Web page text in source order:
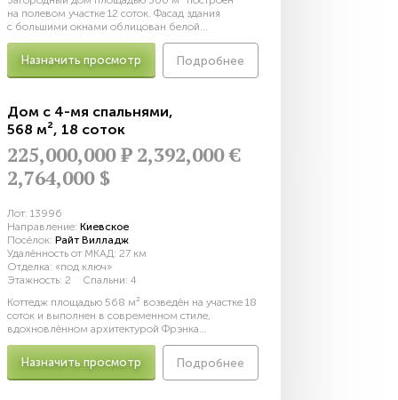
на полевом участке 12 соток. Фасад здания
с большими окнами облицован белой...
Назначить просмотр Подробнее
Дом с 4-мя спальнями,
568 м², 18 соток
225,000,000Р 2,392,000 €
2,764,000 $
Лот: 13996
Направление: Киевское
Посёлок: Райт Вилладж
Удалённость от МКАД: 27 км
Отделка: «под ключ»
Этажность: 2 Спальни: 4
Коттедж площадью 568 м² возведён на участке 18
соток и выполнен в современном стиле,
вдохновлённом архитектурой Фрэнка...
Назначить просмотр Подробнее